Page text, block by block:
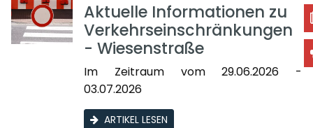
Aktuelle Informationen zu
Verkehrseinschränkungen
- Wiesenstraße
Im Zeitraum vom 29.06.2026 -
03.07.2026
ARTIKEL LESEN